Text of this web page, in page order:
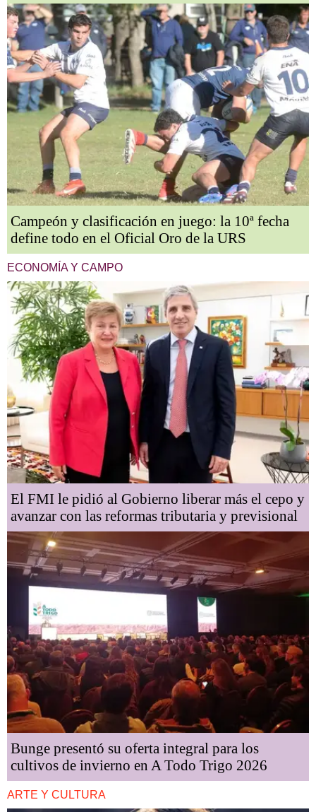
Campeón y clasificación en juego: la 10ª fecha
define todo en el Oficial Oro de la URS
ECONOMÍA Y CAMPO
El FMI le pidió al Gobierno liberar más el cepo y
avanzar con las reformas tributaria y previsional
Bunge presentó su oferta integral para los
cultivos de invierno en A Todo Trigo 2026
ARTE Y CULTURA